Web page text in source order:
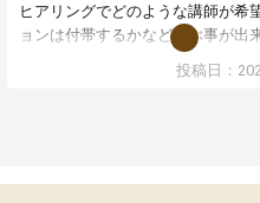
ヒアリングでどのような講師が希
ョンは付帯するかなど選ぶ事が出
講師とのマッチング後講師との初
グを行い、その講師で良いか他の
投稿日：